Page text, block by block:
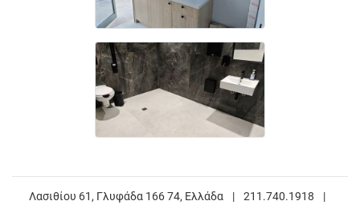
Λασιθίου 61, Γλυφάδα 166 74, Ελλάδα | 211.740.1918
|